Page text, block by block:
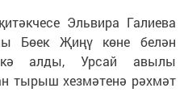
Эльвира Галиева
Бөек Җиңү көне белән
алды, Урсай авылы
тырыш хезмәтенә рәхмәт